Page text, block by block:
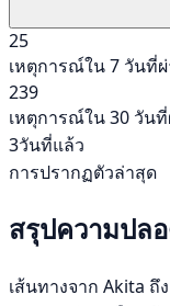
25
เหตุการณ์ใน 7 วันที่
239
เหตุการณ์ใน 30 วัน
3วันที่แล้ว
การปรากฏตัวล่าสุด
สรุปความปล
เส้นทางจาก Akita